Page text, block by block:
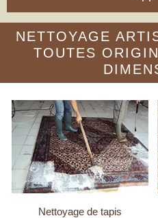
NETTOYAGE
TOUTES
Nettoyage de tapis